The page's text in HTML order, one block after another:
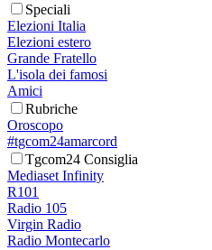
Speciali
Elezioni Italia
Elezioni estero
Grande Fratello
L'isola dei famosi
Amici
Rubriche
Oroscopo
#tgcom24amarcord
Tgcom24 Consiglia
Mediaset Infinity
R101
Radio 105
Virgin Radio
Radio Montecarlo